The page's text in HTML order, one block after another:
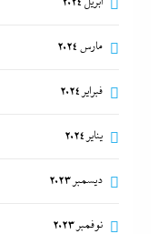
مارس 2024
فبراير 2024
يناير 2024
ديسمبر 2023
نوفمبر 2023